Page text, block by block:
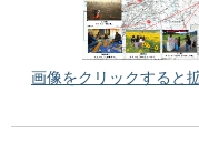
画像をクリックすると